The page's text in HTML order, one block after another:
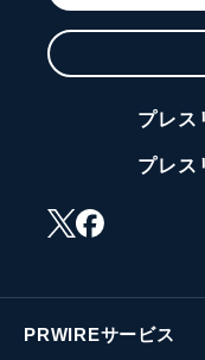
プレス
プレス
PRWIREサービス